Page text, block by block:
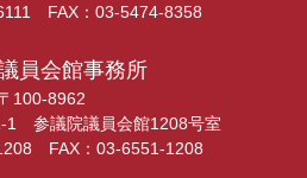
FAX：03-5474-8358
員会館事務所
100-8962
1 参議院議員会館1208号室
FAX：03-6551-1208